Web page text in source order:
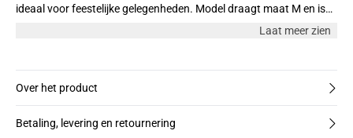
ideaal voor feestelijke gelegenheden. Model draagt maat M en is
Laat meer zien
Over het product
Betaling, levering en retournering